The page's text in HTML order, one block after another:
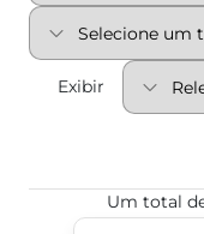
Exibir
Um total